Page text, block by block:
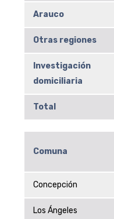
Arauco
Otras regiones
Investigación
domiciliaria
Total
Comuna
Concepción
Los Ángeles